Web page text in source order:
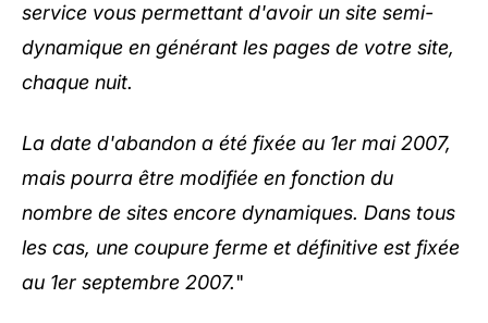
service vous permettant d'avoir un site semi-
dynamique en générant les pages de votre site,
chaque nuit.
La date d'abandon a été fixée au 1er mai 2007,
mais pourra être modifiée en fonction du
nombre de sites encore dynamiques. Dans tous
les cas, une coupure ferme et définitive est fixée
au 1er septembre 2007."